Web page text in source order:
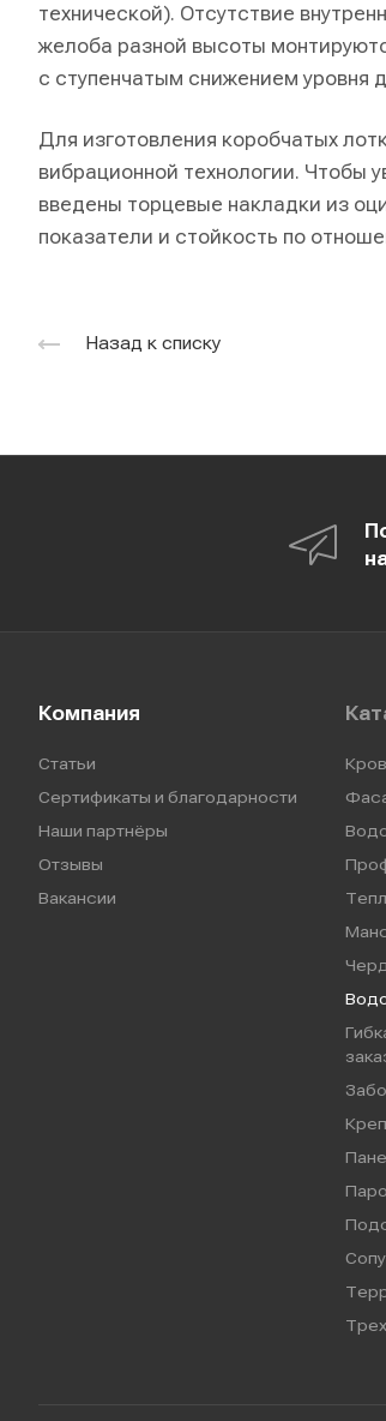
технической). Отсутствие
желоба разной высоты
с ступенчатым снижением уровня
Для изготовления коробчатых
вибрационной технологии. Чтобы
введены торцевые накладки из
показатели и стойкость по
Назад к списку
Компания
Статьи
Сертификаты и благодарности
Наши партнёры
Отзывы
Вакансии